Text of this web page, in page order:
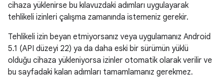
cihaza yüklenirse bu kılavuzdaki adımları uygulayarak
tehlikeli izinleri çalışma zamanında istemeniz gerekir.
Tehlikeli izin beyan etmiyorsanız veya uygulamanız Android
5.1 (API düzeyi 22) ya da daha eski bir sürümün yüklü
olduğu cihaza yükleniyorsa izinler otomatik olarak verilir ve
bu sayfadaki kalan adımları tamamlamanız gerekmez.